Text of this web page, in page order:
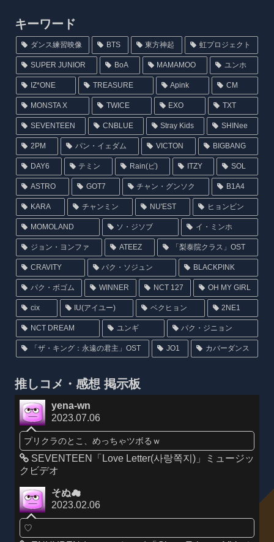
キーワード
ダンス練習映像 BTS 東方神起 虹プロジェクト
SUPER JUNIOR BoA MAMAMOO ユンホ
IZ*ONE TREASURE Apink CM
MONSTA X TWICE EXO TXT
SEVENTEEN CNBLUE Stray Kids SHINee
2PM パン・イェダム VICTON BIGBANG
DAY6 テミン Rain(ピ) ITZY SOL
ASTRO GOT7 チャン・グンソク B1A4
KARA チャンミン NU'EST ヒョンビン
MOMOLAND ソ・ジソブ イ・ミンホ
ジョン・ヨンファ ATEEZ 「梨泰院クラス」OST
CRAVITY パク・ソジュン BLACKPINK
パク・ボゴム WINNER NCT 127 OH MY GIRL
cix IU(アイユー) ベクヒョン 2NE1
NCT DREAM ユンギ パク・ジニョン
「ザ・キング：永遠の君主」OST JO1 カバーダンス
推しコメ・感想 掲示板
yena-wn
2023.07.06
プリクラのとこ、めっちゃツボるｗ
SEVENTEEN「Love Letter(사랑쪽지)」ミュージッ
クビデオ
そぬ☁
2023.02.06
♡